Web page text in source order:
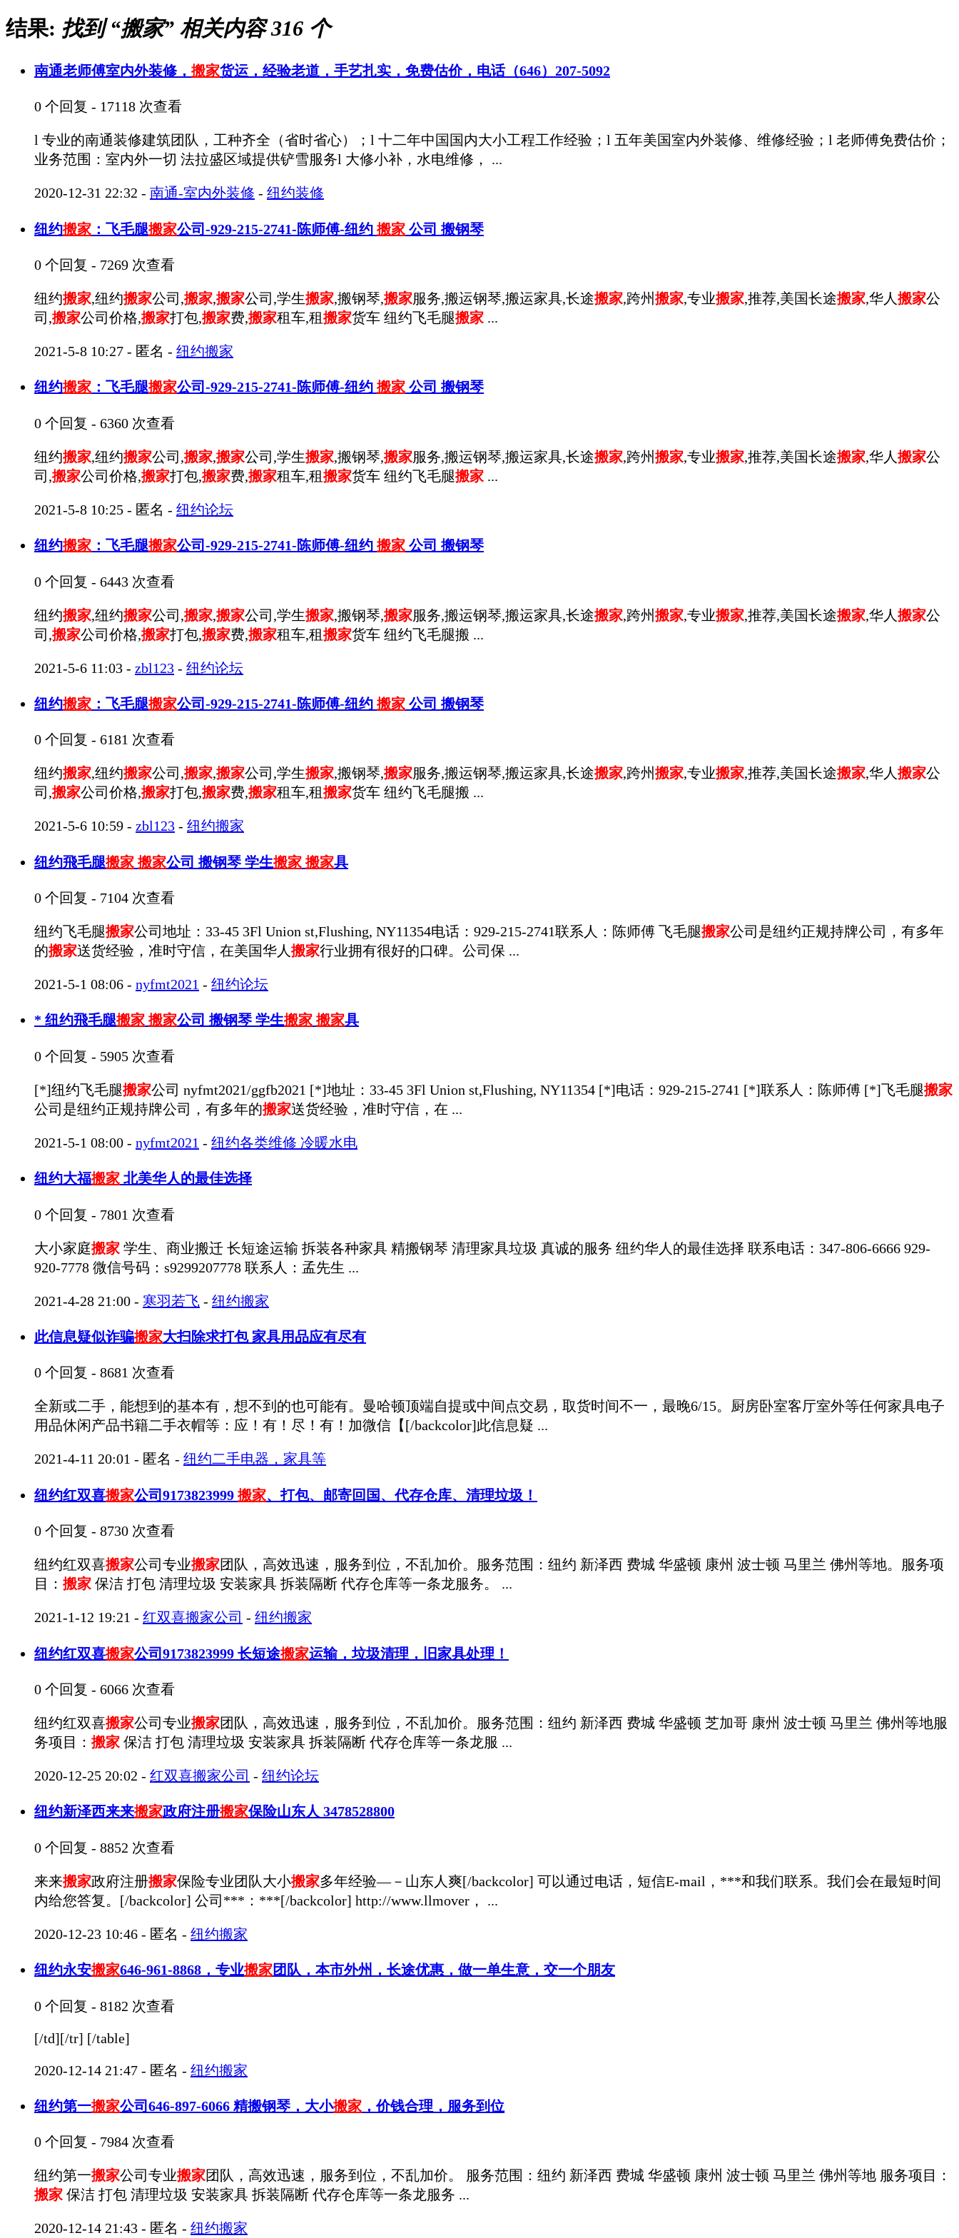
结果: 找到 “搬家” 相关内容 316 个
南通老师傅室内外装修， 搬家货运，经验老道，手艺扎实，免费估价，电话（646）207-5092
0 个回复 - 17118 次查看
l 专业的南通装修建筑团队，工种齐全（省时省心）；l 十二年中国国内大小工程工作经验；l 五年美国室内外装修、维修经验；l 老师傅免费估价；
业务范围：室内外一切 法拉盛区域提供铲雪服务l 大修小补，水电维修， ...
2020-12-31 22:32 - 南通-室内外装修 - 纽约装修
纽约搬家 ：飞毛腿搬家公司-929-215-2741-陈师傅-纽约 搬家 公司 搬钢琴
0 个回复 - 7269 次查看
纽约搬家,纽约搬家公司,搬家,搬家公司,学生搬家,搬钢琴,搬家服务,搬运钢琴,搬运家具,长途搬家,跨州搬家,专业搬家,推荐,美国长途搬家,华人搬家公
司,搬家公司价格,搬家打包,搬家费,搬家租车,租搬家货车 纽约飞毛腿搬家 ...
2021-5-8 10:27 - 匿名 - 纽约搬家
纽约搬家 ：飞毛腿搬家公司-929-215-2741-陈师傅-纽约 搬家 公司 搬钢琴
0 个回复 - 6360 次查看
纽约搬家,纽约搬家公司,搬家,搬家公司,学生搬家,搬钢琴,搬家服务,搬运钢琴,搬运家具,长途搬家,跨州搬家,专业搬家,推荐,美国长途搬家,华人搬家公
司,搬家公司价格,搬家打包,搬家费,搬家租车,租搬家货车 纽约飞毛腿搬家 ...
2021-5-8 10:25 - 匿名 - 纽约论坛
纽约搬家 ：飞毛腿搬家公司-929-215-2741-陈师傅-纽约 搬家 公司 搬钢琴
0 个回复 - 6443 次查看
纽约搬家,纽约搬家公司,搬家,搬家公司,学生搬家,搬钢琴,搬家服务,搬运钢琴,搬运家具,长途搬家,跨州搬家,专业搬家,推荐,美国长途搬家,华人搬家公
司,搬家公司价格,搬家打包,搬家费,搬家租车,租搬家货车 纽约飞毛腿搬 ...
2021-5-6 11:03 - zbl123 - 纽约论坛
纽约搬家 ：飞毛腿搬家公司-929-215-2741-陈师傅-纽约 搬家 公司 搬钢琴
0 个回复 - 6181 次查看
纽约搬家,纽约搬家公司,搬家,搬家公司,学生搬家,搬钢琴,搬家服务,搬运钢琴,搬运家具,长途搬家,跨州搬家,专业搬家,推荐,美国长途搬家,华人搬家公
司,搬家公司价格,搬家打包,搬家费,搬家租车,租搬家货车 纽约飞毛腿搬 ...
2021-5-6 10:59 - zbl123 - 纽约搬家
纽约飛毛腿搬家 搬家公司 搬钢琴 学生搬家 搬家具
0 个回复 - 7104 次查看
纽约飞毛腿搬家公司地址：33-45 3Fl Union st,Flushing, NY11354电话：929-215-2741联系人：陈师傅 飞毛腿搬家公司是纽约正规持牌公司，有多年
的搬家送货经验，准时守信，在美国华人搬家行业拥有很好的口碑。公司保 ...
2021-5-1 08:06 - nyfmt2021 - 纽约论坛
* 纽约飛毛腿搬家 搬家公司 搬钢琴 学生搬家 搬家具
0 个回复 - 5905 次查看
[*]纽约飞毛腿搬家公司 nyfmt2021/ggfb2021 [*]地址：33-45 3Fl Union st,Flushing, NY11354 [*]电话：929-215-2741 [*]联系人：陈师傅 [*]飞毛腿搬家
公司是纽约正规持牌公司，有多年的搬家送货经验，准时守信，在 ...
2021-5-1 08:00 - nyfmt2021 - 纽约各类维修 冷暖水电
纽约大福搬家 北美华人的最佳选择
0 个回复 - 7801 次查看
大小家庭搬家 学生、商业搬迁 长短途运输 拆装各种家具 精搬钢琴 清理家具垃圾 真诚的服务 纽约华人的最佳选择 联系电话：347-806-6666 929-
920-7778 微信号码：s9299207778 联系人：孟先生 ...
2021-4-28 21:00 - 寒羽若飞 - 纽约搬家
此信息疑似诈骗搬家大扫除求打包 家具用品应有尽有
0 个回复 - 8681 次查看
全新或二手，能想到的基本有，想不到的也可能有。曼哈顿顶端自提或中间点交易，取货时间不一，最晚6/15。厨房卧室客厅室外等任何家具电子
用品休闲产品书籍二手衣帽等：应！有！尽！有！加微信【[/backcolor]此信息疑 ...
2021-4-11 20:01 - 匿名 - 纽约二手电器，家具等
纽约红双喜搬家公司9173823999 搬家、打包、邮寄回国、代存仓库、清理垃圾！
0 个回复 - 8730 次查看
纽约红双喜搬家公司专业搬家团队，高效迅速，服务到位，不乱加价。服务范围：纽约 新泽西 费城 华盛顿 康州 波士顿 马里兰 佛州等地。服务项
目： 搬家 保洁 打包 清理垃圾 安装家具 拆装隔断 代存仓库等一条龙服务。 ...
2021-1-12 19:21 - 红双喜搬家公司 - 纽约搬家
纽约红双喜搬家公司9173823999 长短途搬家运输，垃圾清理，旧家具处理！
0 个回复 - 6066 次查看
纽约红双喜搬家公司专业搬家团队，高效迅速，服务到位，不乱加价。服务范围：纽约 新泽西 费城 华盛顿 芝加哥 康州 波士顿 马里兰 佛州等地服
务项目： 搬家 保洁 打包 清理垃圾 安装家具 拆装隔断 代存仓库等一条龙服 ...
2020-12-25 20:02 - 红双喜搬家公司 - 纽约论坛
纽约新泽西来来搬家政府注册搬家保险山东人 3478528800
0 个回复 - 8852 次查看
来来搬家政府注册搬家保险专业团队大小搬家多年经验—－山东人爽[/backcolor] 可以通过电话，短信E-mail，***和我们联系。我们会在最短时间
内给您答复。[/backcolor] 公司***：***[/backcolor] http://www.llmover， ...
2020-12-23 10:46 - 匿名 - 纽约搬家
纽约永安搬家646-961-8868，专业搬家团队，本市外州，长途优惠，做一单生意，交一个朋友
0 个回复 - 8182 次查看
[/td][/tr] [/table]
2020-12-14 21:47 - 匿名 - 纽约搬家
纽约第一搬家公司646-897-6066 精搬钢琴，大小搬家 ，价钱合理，服务到位
0 个回复 - 7984 次查看
纽约第一搬家公司专业搬家团队，高效迅速，服务到位，不乱加价。 服务范围：纽约 新泽西 费城 华盛顿 康州 波士顿 马里兰 佛州等地 服务项目：
搬家 保洁 打包 清理垃圾 安装家具 拆装隔断 代存仓库等一条龙服务 ...
2020-12-14 21:43 - 匿名 - 纽约搬家